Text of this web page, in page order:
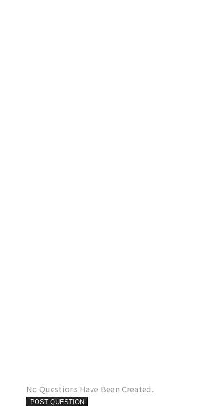
No Questions Have Been Created.
POST QUESTION